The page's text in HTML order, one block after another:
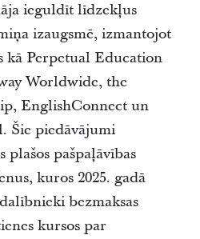
ieguldīt līdzekļus
izaugsmē, izmantojot
kā Perpetual Education
Worldwide, the
EnglishConnect un
Šie piedāvājumi
plašos pašpaļāvības
kuros 2025. gadā
bezmaksas
kursos par